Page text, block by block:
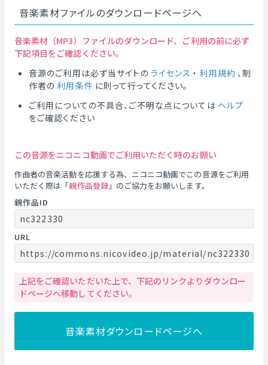
音楽素材ファイルのダウンロードページへ
音楽素材（MP3）ファイルのダウンロード、ご利用の前に必ず
下記項目をご確認ください。
音源のご利用は必ず当サイトの ライセンス ・ 利用規約 、制
作者の 利用条件 に則って行ってください。
ご利用についての不具合、ご不明な点については ヘルプ
をご確認ください
この音源をニコニコ動画でご利用いただく時のお願い
作曲者の音楽活動を応援する為、ニコニコ動画でこの音源をご利用
いただく際は「親作品登録」のご協力をお願いします。
親作品ID
nc322330
URL
https://commons.nicovideo.jp/material/nc322330
上記をご確認いただいた上で、下記のリンクよりダウンロー
ドページへ移動してください。
音楽素材ダウンロードページへ